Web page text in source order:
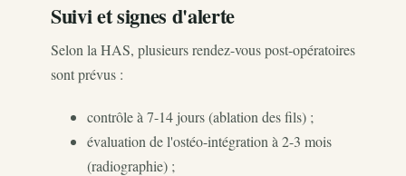
Suivi et signes d'alerte
Selon la HAS, plusieurs rendez-vous post-opératoires
sont prévus :
contrôle à 7-14 jours (ablation des fils) ;
évaluation de l'ostéo-intégration à 2-3 mois
(radiographie) ;